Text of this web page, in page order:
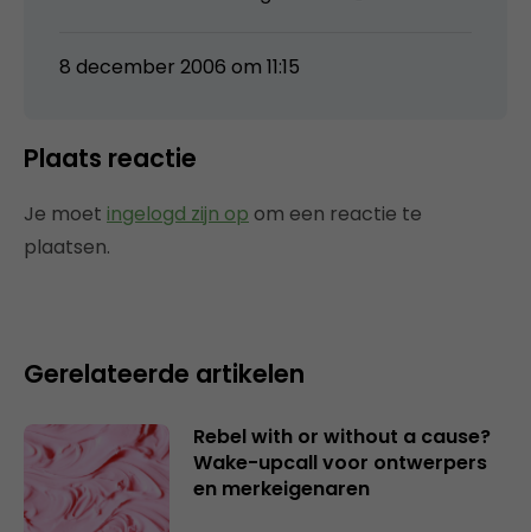
8 december 2006 om 11:15
Plaats reactie
Je moet ingelogd zijn op om een reactie te
plaatsen.
Gerelateerde artikelen
Rebel with or without a cause?
Wake-upcall voor ontwerpers
en merkeigenaren